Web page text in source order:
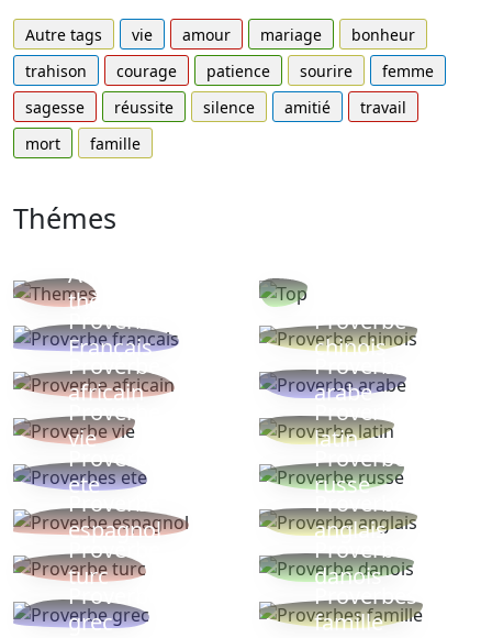
Autre tags vie amour mariage
bonheur
trahison
courage patience sourire
femme
sagesse
réussite silence amitié
travail
mort
famille
Thémes
Autres
thèmes
Proverbe
Français
Proverbe
chinois
Proverbe
africain
Proverbe
arabe
Proverbe
vie
Proverbe
latin
Proverbes
ete
Proverbe
russe
Proverbe
espagnol
Proverbe
anglais
Proverbe
turc
Proverbe
danois
Proverbe
grec
Proverbes
famille